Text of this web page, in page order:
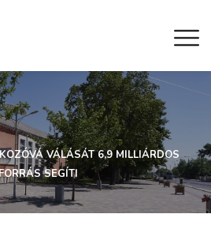
VÁLÁSÁT 6,9 MILLIÁRDOS
SEGÍTI